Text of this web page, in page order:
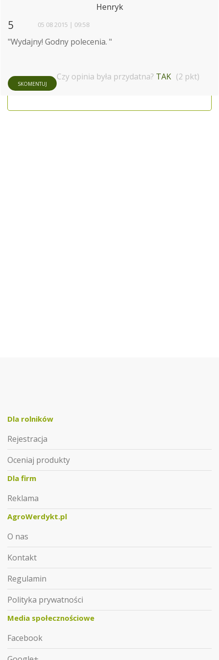
Henryk
5 05 08 2015 | 09:58
"Wydajny! Godny polecenia. "
SKOMENTUJ
Czy opinia była przydatna? TAK (2 pkt)
Dla rolników
Rejestracja
Oceniaj produkty
Dla firm
Reklama
AgroWerdykt.pl
O nas
Kontakt
Regulamin
Polityka prywatności
Media społecznościowe
Facebook